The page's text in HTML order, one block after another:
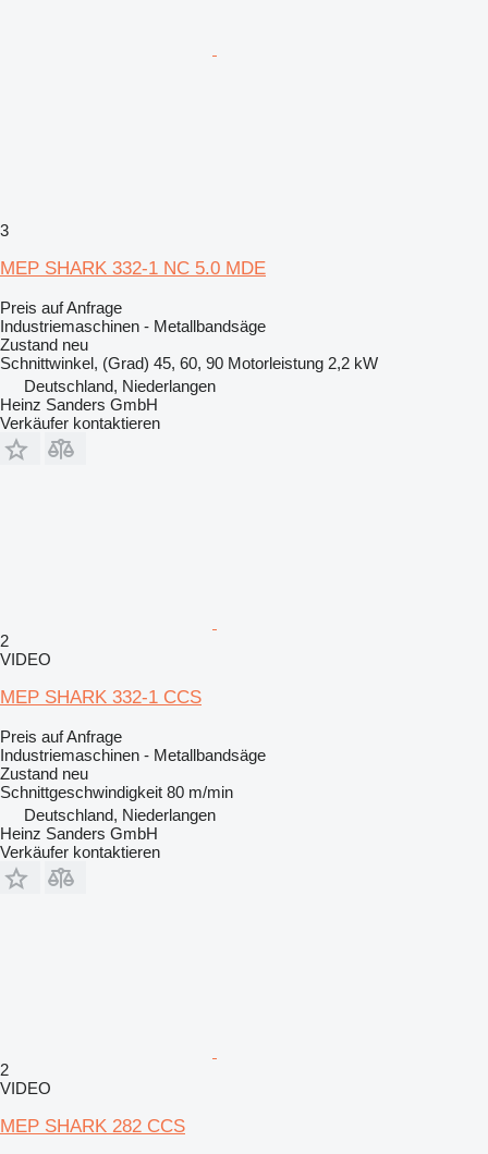
3
MEP SHARK 332-1 NC 5.0 MDE
Preis auf Anfrage
Industriemaschinen - Metallbandsäge
Zustand neu
Schnittwinkel, (Grad) 45, 60, 90 Motorleistung 2,2 kW
Deutschland, Niederlangen
Heinz Sanders GmbH
Verkäufer kontaktieren
2
VIDEO
MEP SHARK 332-1 CCS
Preis auf Anfrage
Industriemaschinen - Metallbandsäge
Zustand neu
Schnittgeschwindigkeit 80 m/min
Deutschland, Niederlangen
Heinz Sanders GmbH
Verkäufer kontaktieren
2
VIDEO
MEP SHARK 282 CCS